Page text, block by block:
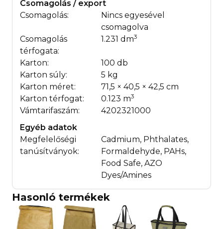
Csomagolás / export
Csomagolás:
Nincs egyesével
csomagolva
Csomagolás
térfogata:
1.231 dm3
Karton:
100 db
Karton súly:
5 kg
Karton méret:
71,5 × 40,5 × 42,5 cm
Karton térfogat:
0.123 m3
Vámtarifaszám:
4202321000
Egyéb adatok
Megfelelőségi
tanúsítványok:
Cadmium, Phthalates,
Formaldehyde, PAHs,
Food Safe, AZO
Dyes/Amines
Hasonló termékek